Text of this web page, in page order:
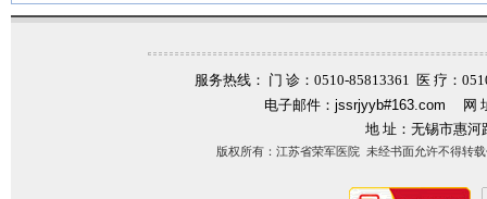
服务热线： 门 诊：0510-85813361 医 疗：
电子邮件： jssrjyyb#163.com
网
地 址：无锡市惠河
版权所有：江苏省荣军医院 未经书面允许不得转